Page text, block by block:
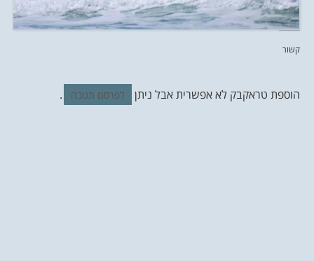
קשור
הוספת טראקבק לא אפשרית אבל ניתן לפרסם תגובה .